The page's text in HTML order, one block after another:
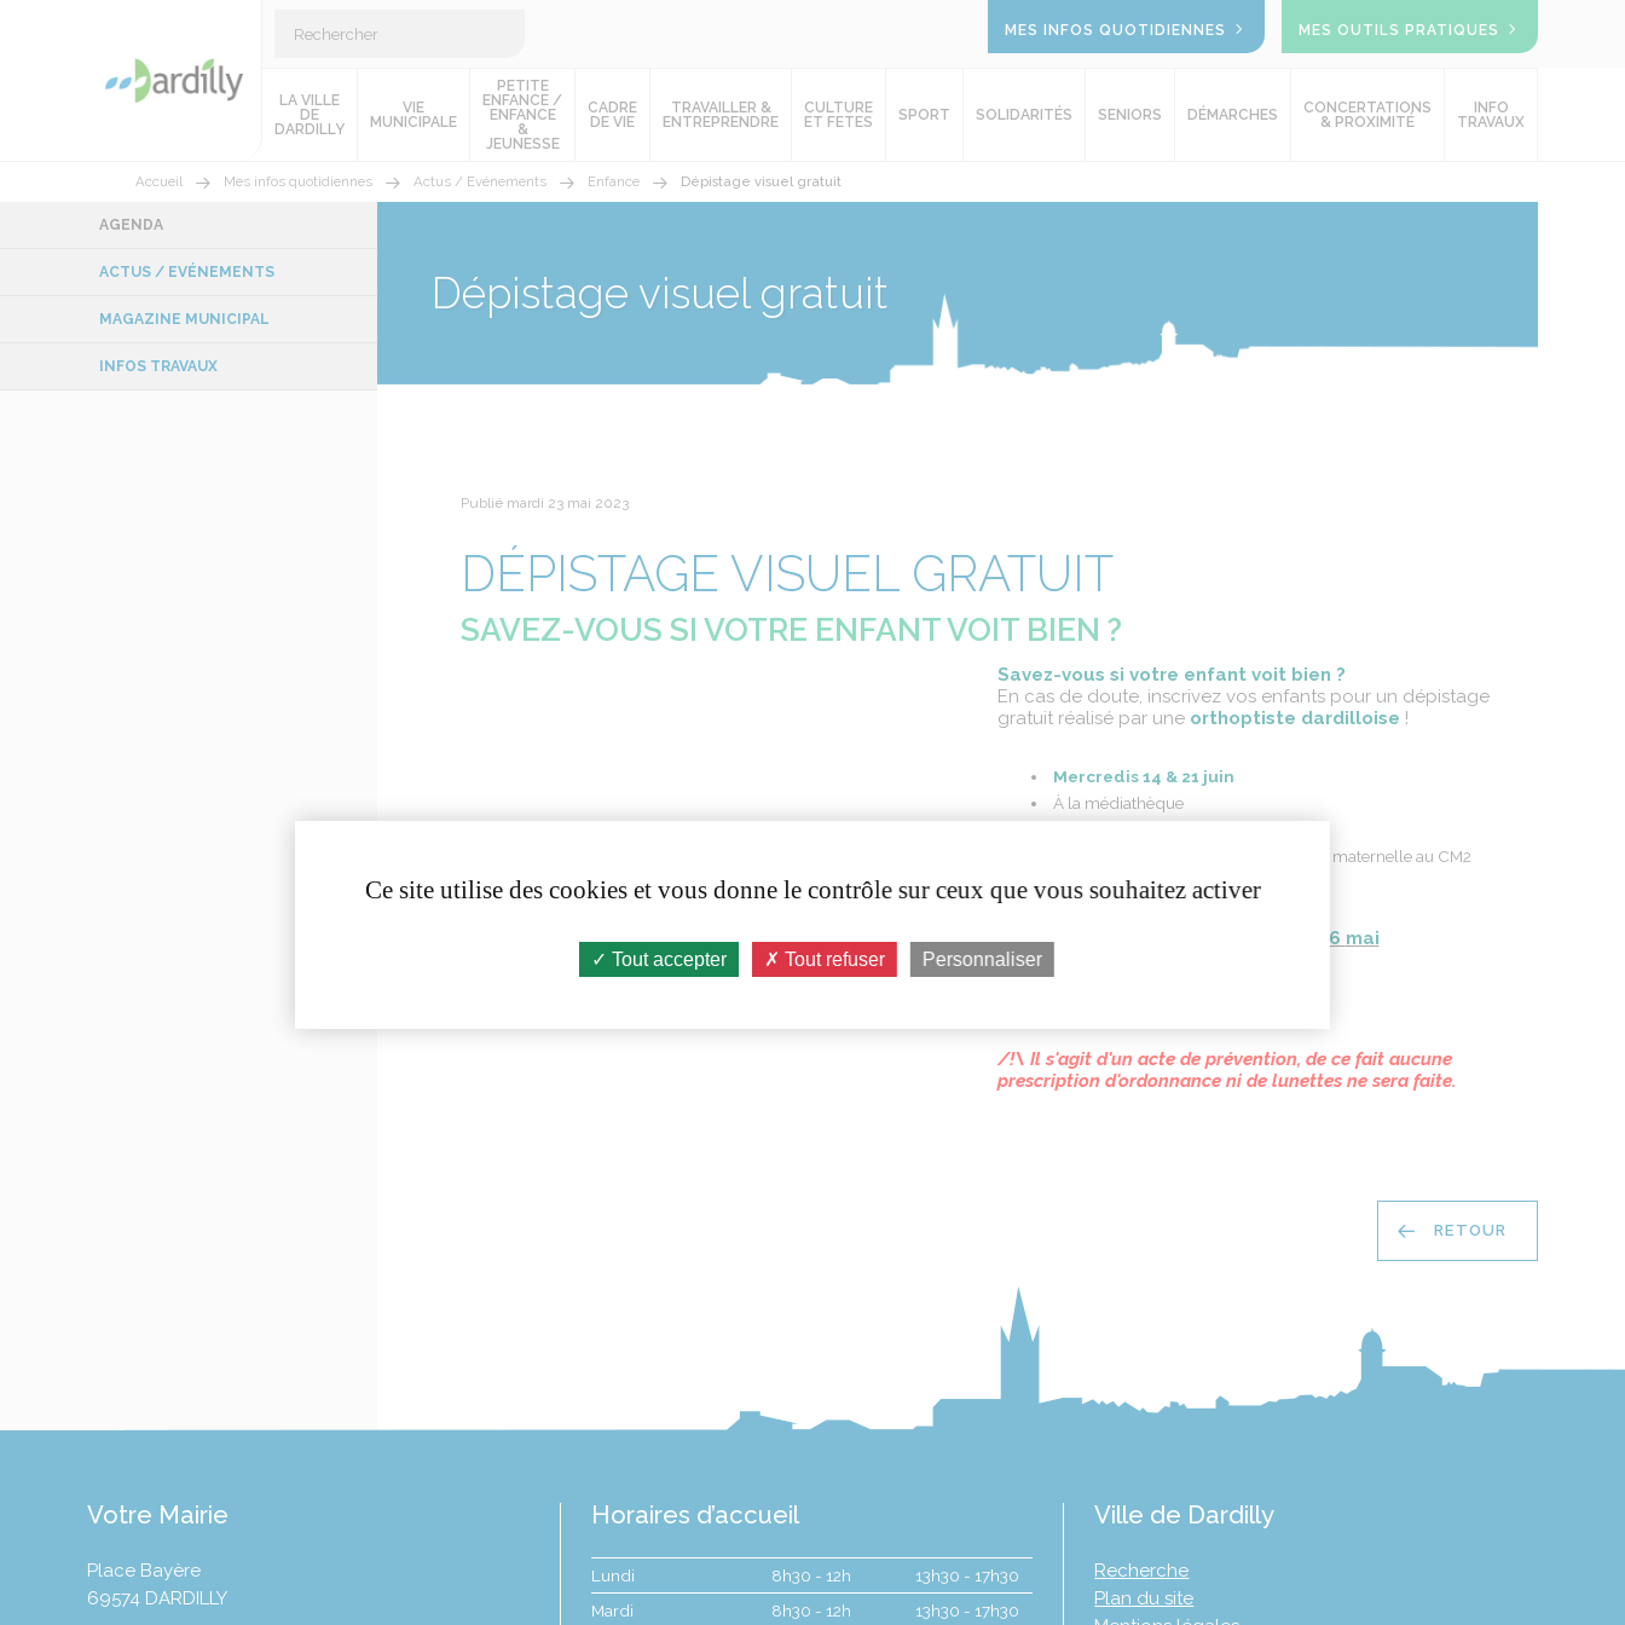
MES INFOS QUOTIDIENNES MES OUTILS PRATIQUES
LA VILLE
DE
DARDILLY
VIE
MUNICIPALE
PETITE
ENFANCE /
ENFANCE
&
JEUNESSE
CADRE
DE VIE
TRAVAILLER &
ENTREPRENDRE
CULTURE
ET FETES
SPORT SOLIDARITÉS SENIORS DÉMARCHES
CONCERTATIONS
& PROXIMITÉ
INFO
TRAVAUX
Accueil Mes infos quotidiennes Actus / Evénements Enfance Dépistage visuel gratuit
Dépistage visuel gratuit
Publié mardi 23 mai 2023
DÉPISTAGE VISUEL GRATUIT
SAVEZ-VOUS SI VOTRE ENFANT VOIT BIEN ?
Savez-vous si votre enfant voit bien ?
En cas de doute, inscrivez vos enfantspour un dépistage
gratuit réalisépar une orthoptiste dardilloise !
Mercredis14 & 21 juin
À la médiathèque
maternelleau CM2
Dardilly
Inscription avant le 26 mai
Par
/!\ Il s'agit d'un acte de prévention, de ce fait aucune
prescription d'ordonnanceni de lunettes ne sera faite.
RETOUR
AGENDA
ACTUS / EVÉNEMENTS
MAGAZINE MUNICIPAL
INFOS TRAVAUX
Votre Mairie
Place Bayère
69574 DARDILLY
Horaires d’accueil
Lundi 8h30 - 12h
13h30 - 17h30
Mardi
8h30 - 12h 13h30 - 17h30
Ville de Dardilly
Recherche
Plan du site
Ce site utilise des cookies et vous donne le contrôle sur ceux que vous souhaitez activer
Tout accepter Tout refuser Personnaliser